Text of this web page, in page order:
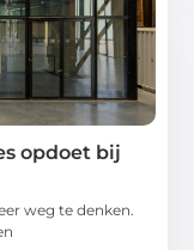
opdoet bij
weg te denken.